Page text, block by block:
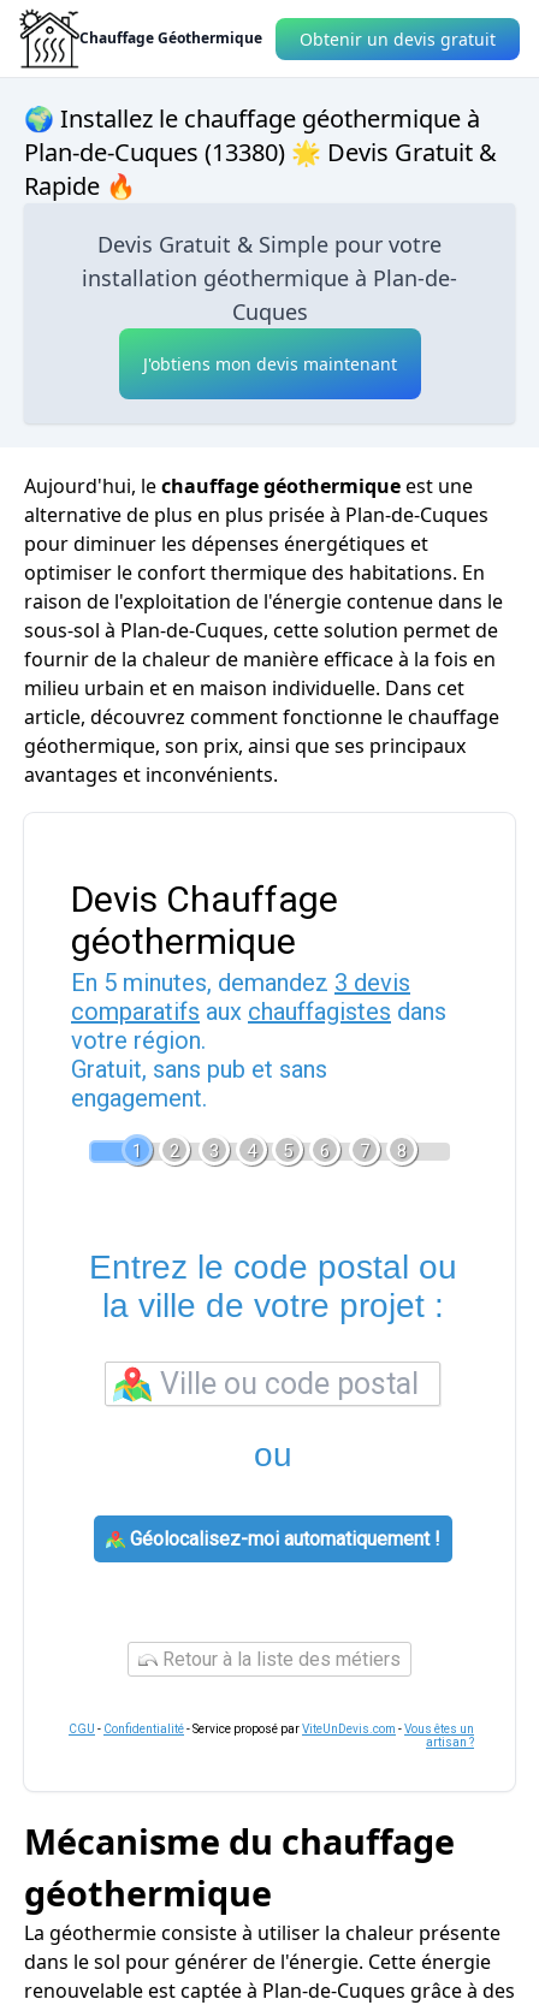
Chauffage Géothermique Obtenir un devis gratuit
🌍 Installez le chauffage géothermique à
Plan-de-Cuques (13380) 🌟 Devis Gratuit &
Rapide 🔥
Devis Gratuit & Simple pour votre
installation géothermique à Plan-de-
Cuques
J'obtiens mon devis maintenant
Aujourd'hui, lechauffage géothermiqueest une
alternative de plus en plus prisée à Plan-de-Cuques
pour diminuer les dépenses énergétiques et
optimiser le confort thermique des habitations. En
raison de l'exploitation de l'énergie contenue dans le
sous-sol à Plan-de-Cuques, cette solution permet de
fournir de la chaleur de manière efficace à la fois en
milieu urbain et en maison individuelle. Dans cet
article, découvrez comment fonctionne le chauffage
géothermique, son prix, ainsi que ses principaux
avantages et inconvénients.
Devis Chauffage
géothermique
En 5 minutes, demandez 3 devis
comparatifs aux chauffagistes dans
votre région.
Gratuit, sans pub et sans
engagement.
1 2 3 4 5 6 7 8
Entrez le code postal ou
la ville de votre projet :
ou
Géolocalisez-moi automatiquement !
Retour à la liste des métiers
CGU - Confidentialité- Service proposé parViteUnDevis.com -Vous êtes un
artisan ?
Mécanisme du chauffage
géothermique
La géothermie consiste à utiliser la chaleur présente
dans le sol pour générer de l'énergie. Cette énergie
renouvelable est captée à Plan-de-Cuques grâce à des